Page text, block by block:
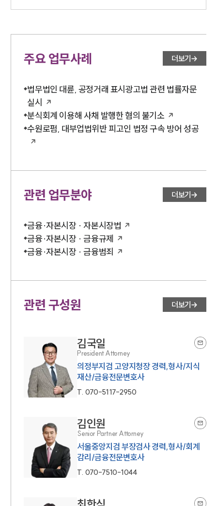
주요 업무사례 더보기
법무법인 대륜, 공정거래 표시광고법 관련 법률자문
실시
분식회계 이용해 사채 발행한 혐의 불기소
수원로펌, 대부업법위반 피고인 법정 구속 방어 성공
관련 업무분야 더보기
금융·자본시장 · 자본시장법
금융·자본시장 · 금융규제
금융·자본시장 · 금융범죄
관련 구성원 더보기
김국일
President Attorney
의정부지검 고양지청장 경력,형사/지식
재산/금융전문변호사
T. 070-5117-2950
김인원
Senior Partner Attorney
서울중앙지검 부장검사 경력,형사/회계
감리/금융전문변호사
T. 070-7510-1044